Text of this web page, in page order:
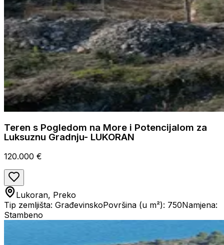
Teren s Pogledom na More i Potencijalom za
Luksuznu Gradnju- LUKORAN
120.000 €
Lukoran, Preko
Tip zemljišta: GrađevinskoPovršina (u m²): 750Namjena:
Stambeno